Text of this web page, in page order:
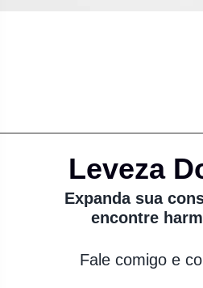
Leveza
Expanda sua
encontre
Fale comigo e